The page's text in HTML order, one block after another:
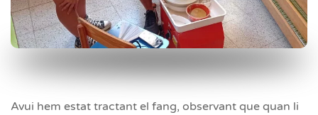
Avui hem estat tractant el fang, observant que quan li